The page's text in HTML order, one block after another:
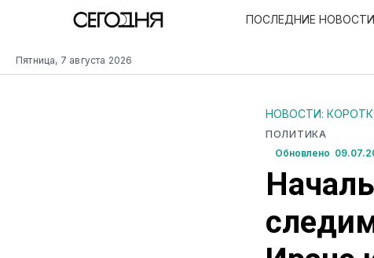
Пятница, 7 августа 2026
ПОСЛЕДНИЕ НОВОСТИ
НОВОСТИ:
ПОЛИТИКА
Обновлено